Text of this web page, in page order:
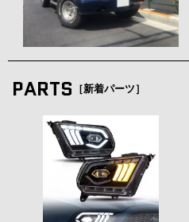
PARTS ［新着パーツ］